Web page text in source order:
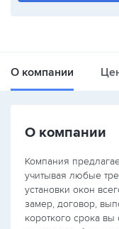
О компании
О компании
Компания
учитывая любые
установки окон
замер, договор,
короткого срока